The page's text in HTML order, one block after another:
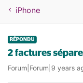
iPhone
RÉPONDU
2 factures
Forum|Forum|9 years